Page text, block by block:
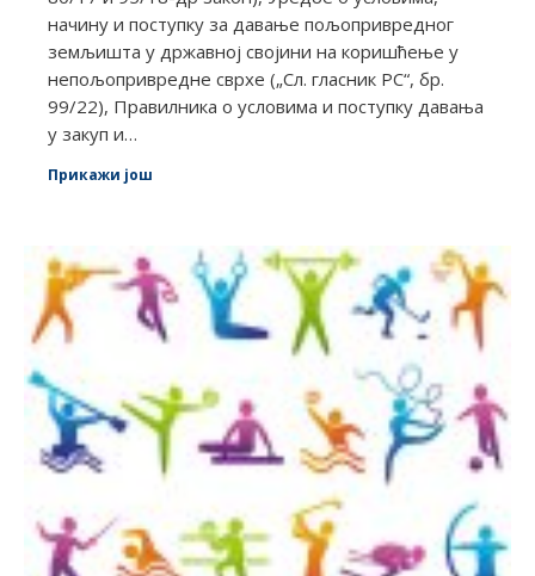
начину и поступку за давање пољопривредног
земљишта у државној својини на коришћење у
непољопривредне сврхе („Сл. гласник РС“, бр.
99/22), Правилника о условима и поступку давања
у закуп и…
Прикажи још